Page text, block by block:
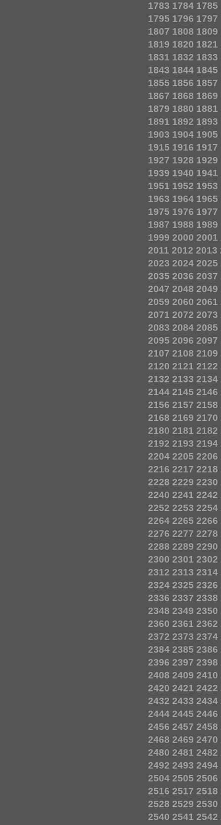
1783 1784 1785
1795 1796 1797
1807 1808 1809
1819 1820 1821
1831 1832 1833
1843 1844 1845
1855 1856 1857
1867 1868 1869
1879 1880 1881
1891 1892 1893
1903 1904 1905
1915 1916 1917
1927 1928 1929
1939 1940 1941
1951 1952 1953
1963 1964 1965
1975 1976 1977
1987 1988 1989
1999 2000 2001
2011 2012 2013
2023 2024 2025
2035 2036 2037
2047 2048 2049
2059 2060 2061
2071 2072 2073
2083 2084 2085
2095 2096 2097
2107 2108 2109
2120 2121 2122
2132 2133 2134
2144 2145 2146
2156 2157 2158
2168 2169 2170
2180 2181 2182
2192 2193 2194
2204 2205 2206
2216 2217 2218
2228 2229 2230
2240 2241 2242
2252 2253 2254
2264 2265 2266
2276 2277 2278
2288 2289 2290
2300 2301 2302
2312 2313 2314
2324 2325 2326
2336 2337 2338
2348 2349 2350
2360 2361 2362
2372 2373 2374
2384 2385 2386
2396 2397 2398
2408 2409 2410
2420 2421 2422
2432 2433 2434
2444 2445 2446
2456 2457 2458
2468 2469 2470
2480 2481 2482
2492 2493 2494
2504 2505 2506
2516 2517 2518
2528 2529 2530
2540 2541 2542